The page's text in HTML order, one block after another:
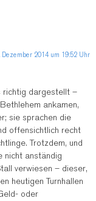
Dezember 2014 um 19:52 Uhr
richtig dargestellt –
ankamen,
sie sprachen die
offensichtlich recht
Trotzdem, und
nicht anständig
verwiesen – dieser,
heutigen Turnhallen
oder